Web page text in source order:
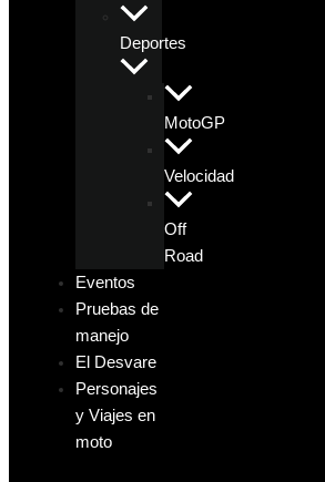
Deportes
MotoGP
Velocidad
Off
Road
Eventos
Pruebas de
manejo
El Desvare
Personajes
y Viajes en
moto